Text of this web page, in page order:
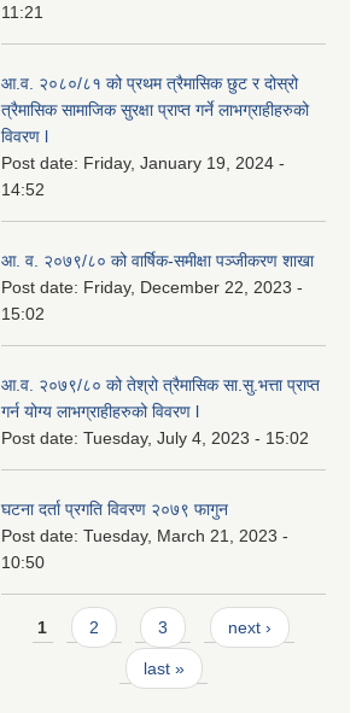
11:21
आ.व. २०८०/८१ को प्रथम त्रैमासिक छुट र दोस्रो
त्रैमासिक सामाजिक सुरक्षा प्राप्त गर्ने लाभग्राहीहरुको
विवरण l
Post date: Friday, January 19, 2024 -
14:52
आ. व. २०७९/८० को वार्षिक-समीक्षा पञ्जीकरण शाखा
Post date: Friday, December 22, 2023 -
15:02
आ.व. २०७९/८० को तेश्रो त्रैमासिक सा.सु.भ‍त्ता प्राप्त
गर्न योग्य लाभग्राहीहरुको विवरण l
Post date: Tuesday, July 4, 2023 - 15:02
घटना दर्ता प्रगति विवरण २०७९ फागुन
Post date: Tuesday, March 21, 2023 -
10:50
Pages
1 2 3 next ›
last »